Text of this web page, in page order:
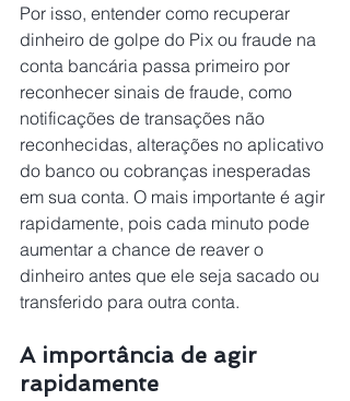
Por isso, entender como recuperar
dinheiro de golpe do Pix ou fraude na
conta bancária passa primeiro por
reconhecer sinais de fraude, como
notificações de transações não
reconhecidas, alterações no aplicativo
do banco ou cobranças inesperadas
em sua conta. O mais importante é agir
rapidamente, pois cada minuto pode
aumentar a chance de reaver o
dinheiro antes que ele seja sacado ou
transferido para outra conta.
A importância de agir
rapidamente